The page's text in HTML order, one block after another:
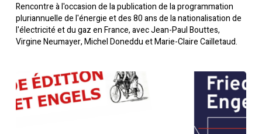
Rencontre à l'occasion de la publication de la programmation
pluriannuelle de l'énergie et des 80 ans de la nationalisation de
l'électricité et du gaz en France, avec Jean-Paul Bouttes,
Virgine Neumayer, Michel Doneddu et Marie-Claire Cailletaud.